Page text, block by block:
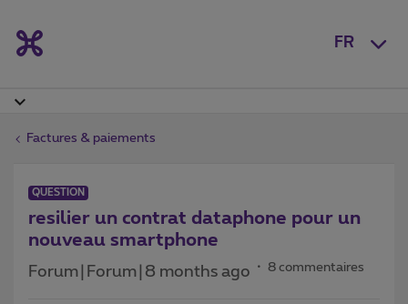
FR
Factures & paiements
QUESTION
resilier un contrat dataphone pour un
nouveau smartphone
Forum|Forum|8 months ago 8 commentaires